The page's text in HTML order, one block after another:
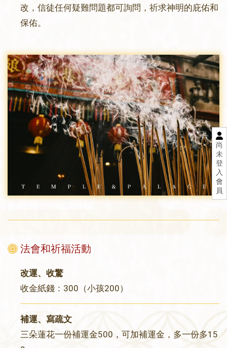
尚
未
登
入
會
員
改，信徒任何疑難問題都可詢問，祈求神明的庇佑和
保佑。
法會和祈福活動
改運、收驚
收金紙錢：300（小孩200）
補運、寫疏文
三朵蓮花一份補運金500，可加補運金，多一份多15